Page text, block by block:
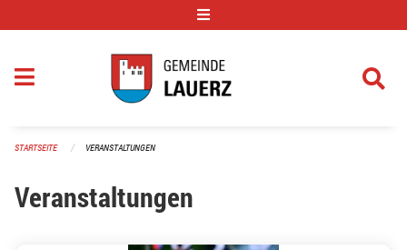
STARTSEITE VERANSTALTUNGEN
Veranstaltungen